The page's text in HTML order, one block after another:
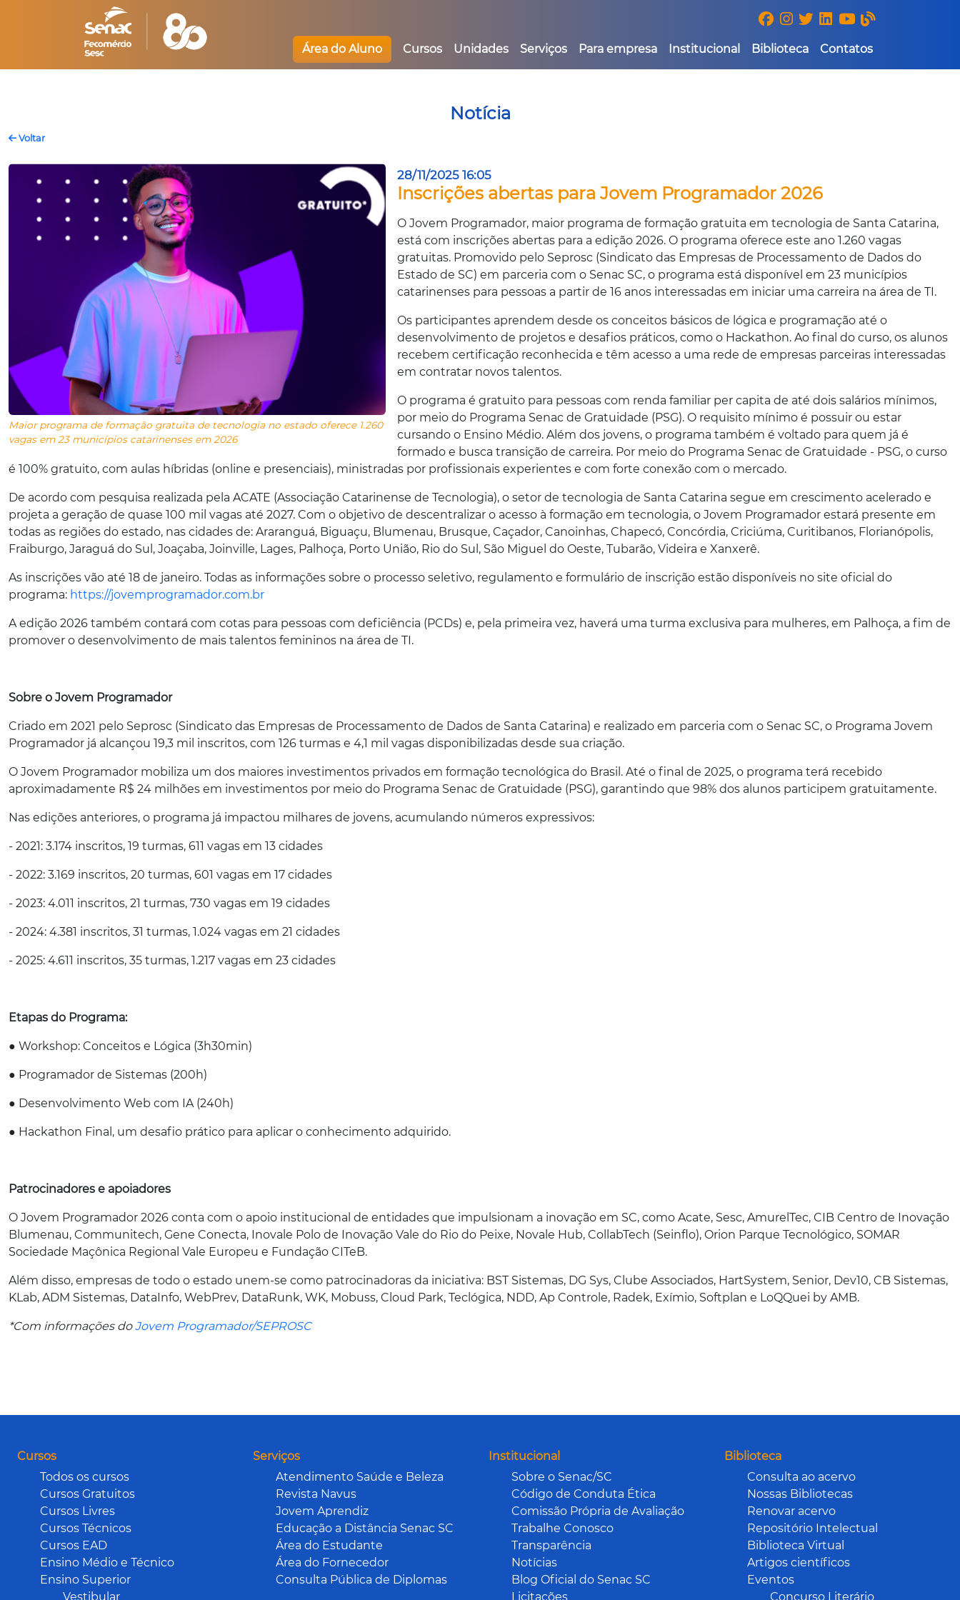
Área do Aluno Cursos Unidades Serviços Para empresa Institucional Biblioteca Contatos
Notícia
Voltar
Maior programa de formação gratuita de tecnologia no estado oferece 1.260
vagas em 23 municípios catarinenses em 2026
28/11/2025 16:05
Inscrições abertas para Jovem Programador 2026
O Jovem Programador, maior programa de formação gratuita em tecnologia de Santa Catarina,
está com inscrições abertas para a edição 2026. O programa oferece este ano 1.260 vagas
gratuitas. Promovido pelo Seprosc (Sindicato das Empresas de Processamento de Dados do
Estado de SC) em parceria com o Senac SC, o programa está disponível em 23 municípios
catarinenses para pessoas a partir de 16 anos interessadas em iniciar uma carreira na área de TI.
Os participantes aprendem desde os conceitos básicos de lógica e programação até o
desenvolvimento de projetos e desafios práticos, como o Hackathon. Ao final do curso, os alunos
recebem certificação reconhecida e têm acesso a uma rede de empresas parceiras interessadas
em contratar novos talentos.
O programa é gratuito para pessoas com renda familiar per capita de até dois salários mínimos,
por meio do Programa Senac de Gratuidade (PSG). O requisito mínimo é possuir ou estar
cursando o Ensino Médio. Além dos jovens, o programa também é voltado para quem já é
formado e busca transição de carreira. Por meio do Programa Senac de Gratuidade - PSG, o curso
é 100% gratuito, com aulas híbridas (online e presenciais), ministradas por profissionais experientes e com forte conexão com o mercado.
De acordo com pesquisa realizada pela ACATE (Associação Catarinense de Tecnologia), o setor de tecnologia de Santa Catarina segue em crescimento acelerado e
projeta a geração de quase 100 mil vagas até 2027. Com o objetivo de descentralizar o acesso à formação em tecnologia, o Jovem Programador estará presente em
todas as regiões do estado, nas cidades de: Araranguá, Biguaçu, Blumenau, Brusque, Caçador, Canoinhas, Chapecó, Concórdia, Criciúma, Curitibanos, Florianópolis,
Fraiburgo, Jaraguá do Sul, Joaçaba, Joinville, Lages, Palhoça, Porto União, Rio do Sul, São Miguel do Oeste, Tubarão, Videira e Xanxerê.
As inscrições vão até 18 de janeiro. Todas as informações sobre o processo seletivo, regulamento e formulário de inscrição estão disponíveis no site oficial do
programa: https://jovemprogramador.com.br
A edição 2026 também contará com cotas para pessoas com deficiência (PCDs) e, pela primeira vez, haverá uma turma exclusiva para mulheres, em Palhoça, a fim de
promover o desenvolvimento de mais talentos femininos na área de TI.
Sobre o Jovem Programador
Criado em 2021 pelo Seprosc (Sindicato das Empresas de Processamento de Dados de Santa Catarina) e realizado em parceria com o Senac SC, o Programa Jovem
Programador já alcançou 19,3 mil inscritos, com 126 turmas e 4,1 mil vagas disponibilizadas desde sua criação.
O Jovem Programador mobiliza um dos maiores investimentos privados em formação tecnológica do Brasil. Até o final de 2025, o programa terá recebido
aproximadamente R$ 24 milhões em investimentos por meio do Programa Senac de Gratuidade (PSG), garantindo que 98% dos alunos participem gratuitamente.
Nas edições anteriores, o programa já impactou milhares de jovens, acumulando números expressivos:
- 2021: 3.174 inscritos, 19 turmas, 611 vagas em 13 cidades
- 2022: 3.169 inscritos, 20 turmas, 601 vagas em 17 cidades
- 2023: 4.011 inscritos, 21 turmas, 730 vagas em 19 cidades
- 2024: 4.381 inscritos, 31 turmas, 1.024 vagas em 21 cidades
- 2025: 4.611 inscritos, 35 turmas, 1.217 vagas em 23 cidades
Etapas do Programa:
● Workshop: Conceitos e Lógica (3h30min)
● Programador de Sistemas (200h)
● Desenvolvimento Web com IA (240h)
● Hackathon Final, um desafio prático para aplicar o conhecimento adquirido.
Patrocinadores e apoiadores
O Jovem Programador 2026 conta com o apoio institucional de entidades que impulsionam a inovação em SC, como Acate, Sesc, AmurelTec, CIB Centro de Inovação
Blumenau, Communitech, Gene Conecta, Inovale Polo de Inovação Vale do Rio do Peixe, Novale Hub, CollabTech (Seinflo), Orion Parque Tecnológico, SOMAR
Sociedade Maçônica Regional Vale Europeu e Fundação CITeB.
Além disso, empresas de todo o estado unem-se como patrocinadoras da iniciativa: BST Sistemas, DG Sys, Clube Associados, HartSystem, Senior, Dev10, CB Sistemas,
KLab, ADM Sistemas, DataInfo, WebPrev, DataRunk, WK, Mobuss, Cloud Park, Teclógica, NDD, Ap Controle, Radek, Exímio, Softplan e LoQQuei by AMB.
*Com informações doJovem Programador/SEPROSC
Cursos
Todos os cursos
Cursos Gratuitos
Cursos Livres
Cursos Técnicos
Cursos EAD
Ensino Médio e Técnico
Ensino Superior
Vestibular
Serviços
Atendimento Saúde e Beleza
Revista Navus
Jovem Aprendiz
Educação a Distância Senac SC
Área do Estudante
Área do Fornecedor
Consulta Pública de Diplomas
Institucional
Sobre o Senac/SC
Código de Conduta Ética
Comissão Própria de Avaliação
Trabalhe Conosco
Transparência
Notícias
Blog Oficial do Senac SC
Licitações
Biblioteca
Consulta ao acervo
Nossas Bibliotecas
Renovar acervo
Repositório Intelectual
Biblioteca Virtual
Artigos científicos
Eventos
Concurso Literário